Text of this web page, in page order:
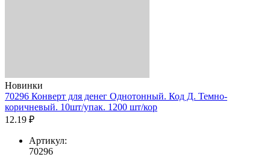
Новинки
70296 Конверт для денег Однотонный. Код Д. Темно-
коричневый. 10шт/упак. 1200 шт/кор
12.19 ₽
Артикул:
70296